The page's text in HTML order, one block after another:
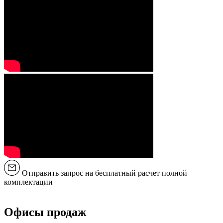
Отправить запрос на бесплатный расчет полной
комплектации
Офисы продаж